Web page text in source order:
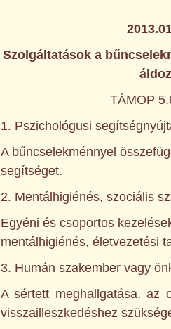
Szolgáltatások a
TÁMOP
1. Pszichológusi
A bűncselekménnyel
segítséget.
2. Mentálhigiénés, szociális
Egyéni és csoportos
mentálhigiénés, életvezetési
3. Humán szakember vagy
A sértett meghallgatása, az
visszailleszkedéshez